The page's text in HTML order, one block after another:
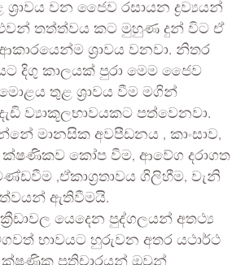
වන ජෛව රසායන ද්‍රව්‍යයන්
තත්ත්වය කට මුහුණ දුන් විට ඒ
ශ්‍රාවය වනවා. නිතර
දිගු කාලයක් පුරා මෙම ජෛව
මොළය තුළ ශ්‍රාවය වීම මගින්
ව්‍යාකූලභාවයකට පත්වෙනවා.
මානසික අවපීඩනය , කාංසාව,
කෝප වීම, ආවේග දරාගත
,ඒකාග්‍රතාවය ගිලිහීම, වැනි
ඇතිවීමයි.
යෙදෙන පුද්ගලයන් අතථ්‍ය
භාවයට හුරුවන අතර යථාර්ථ
ක්ෂණික ප්‍රතිචාරයන් ඔවුන්